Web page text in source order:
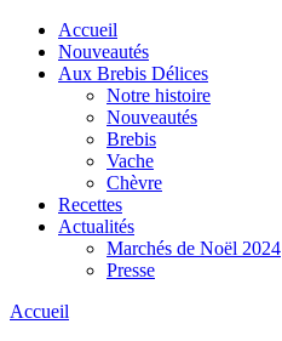
Accueil
Nouveautés
Aux Brebis Délices
Notre histoire
Nouveautés
Brebis
Vache
Chèvre
Recettes
Actualités
Marchés de Noël 2024
Presse
Accueil